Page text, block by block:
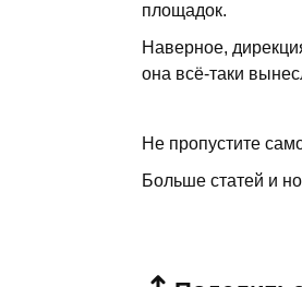
площадок.
Наверное,
она всё-таки
Не пропустите
Больше статей и